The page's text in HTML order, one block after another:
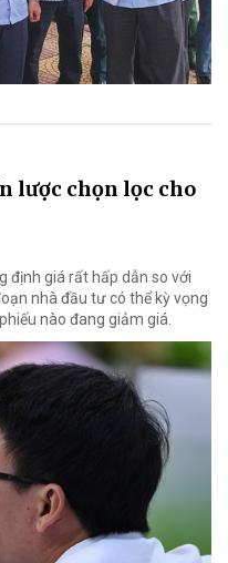
lược chọn lọc cho
định giá rất hấp dẫn so với
nhà đầu tư có thể kỳ vọng
nào đang giảm giá.